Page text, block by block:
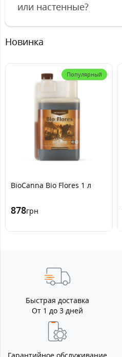
или настенные?
Новинка
Популярный
BioCanna Bio Flores 1 л
878грн
Быстрая доставка
От 1 до 3 дней